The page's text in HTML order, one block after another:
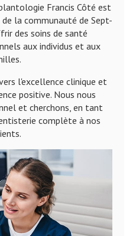
Francis Côté est
la communauté de Sept-
des soins de santé
aux individus et aux
l'excellence clinique et
positive. Nous nous
et cherchons, en tant
complète à nos